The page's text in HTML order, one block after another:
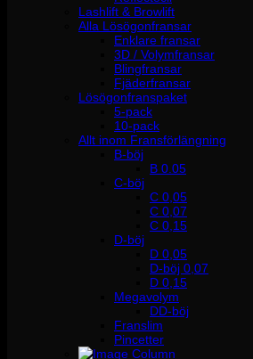
Lashlift & Browlift
Alla Lösögonfransar
Enklare fransar
3D / Volymfransar
Blingfransar
Fjäderfransar
Lösögonfranspaket
5-pack
10-pack
Allt inom Fransförlängning
B-böj
B 0.05
C-böj
C 0,05
C 0,07
C 0,15
D-böj
D 0,05
D-böj 0,07
D 0,15
Megavolym
DD-böj
Franslim
Pincetter